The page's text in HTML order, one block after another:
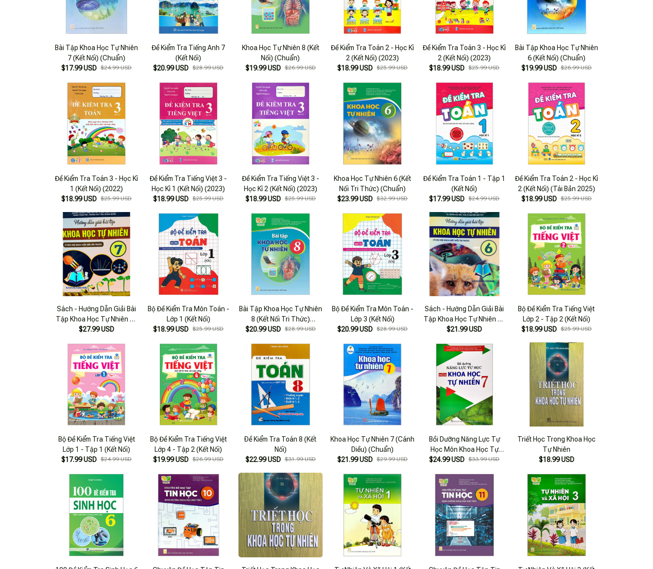
Bài Tập Khoa Học Tự Nhiên
7 (Kết Nối) (Chuẩn)
$17.99 USD $24.99 USD
Đề Kiểm Tra Tiếng Anh 7
(Kết Nối)
$20.99 USD
$28.99 USD
Khoa Học Tự Nhiên 8 (Kết
Nối) (Chuẩn)
$19.99 USD $26.99 USD
Đề Kiểm Tra Toán 2 - Học Kì
2 (Kết Nối) (2023)
$18.99 USD $25.99 USD
Đề Kiểm Tra Toán 3 - Học Kì
2 (Kết Nối) (2023)
$18.99 USD
$25.99 USD
Bài Tập Khoa Học Tự Nhiên
6 (Kết Nối) (Chuẩn)
$19.99 USD $26.99 USD
Đề Kiểm Tra Toán 3 - Học Kì
1 (Kết Nối) (2022)
$18.99 USD $25.99 USD
Đề Kiểm Tra Tiếng Việt 3 -
Học Kì 1 (Kết Nối) (2023)
$18.99 USD
$25.99 USD
Đề Kiểm Tra Tiếng Việt 3 -
Học Kì 2 (Kết Nối) (2023)
$18.99 USD $25.99 USD
Khoa Học Tự Nhiên 6 (Kết
Nối Tri Thức) (Chuẩn)
$23.99 USD $32.99 USD
Đề Kiểm Tra Toán 1 - Tập 1
(Kết Nối)
$17.99 USD
$24.99 USD
Đề Kiểm Tra Toán 2 - Học Kì
2 (Kết Nối) (Tái Bản 2025)
$18.99 USD $25.99 USD
Sách - Hướng Dẫn Giải Bài
Tập Khoa Học Tự Nhiên 7 (
Kết Nối Tri Thức )
$27.99 USD
Bộ Đề Kiểm Tra Môn Toán -
Lớp 1 (Kết Nối)
$18.99 USD
$25.99 USD
Bài Tập Khoa Học Tự Nhiên
8 (Kết Nối Tri Thức)
(Chuẩn)
$20.99 USD $28.99 USD
Bộ Đề Kiểm Tra Môn Toán -
Lớp 3 (Kết Nối)
$20.99 USD $28.99 USD
Sách - Hướng Dẫn Giải Bài
Tập Khoa Học Tự Nhiên 6 (
Kết Nối )
$21.99 USD
Bộ Đề Kiểm Tra Tiếng Việt
Lớp 2 - Tập 2 (Kết Nối)
$18.99 USD $25.99 USD
Bộ Đề Kiểm Tra Tiếng Việt
Lớp 1 - Tập 1 (Kết Nối)
$17.99 USD $24.99 USD
Bộ Đề Kiểm Tra Tiếng Việt
Lớp 4 - Tập 2 (Kết Nối)
$19.99 USD
$26.99 USD
Ðề Kiểm Tra Toán 8 (Kết
Nối)
$22.99 USD $31.99 USD
Khoa Học Tự Nhiên 7 (Cánh
Diều) (Chuẩn)
$21.99 USD $29.99 USD
Bồi Dưỡng Năng Lực Tự
Học Môn Khoa Học Tự
Nhiên 7
$24.99 USD $33.99 USD
Triết Học Trong Khoa Học
Tự Nhiên
$18.99 USD